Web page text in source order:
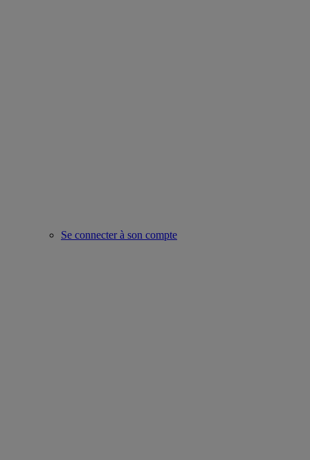
Se connecter à son compte